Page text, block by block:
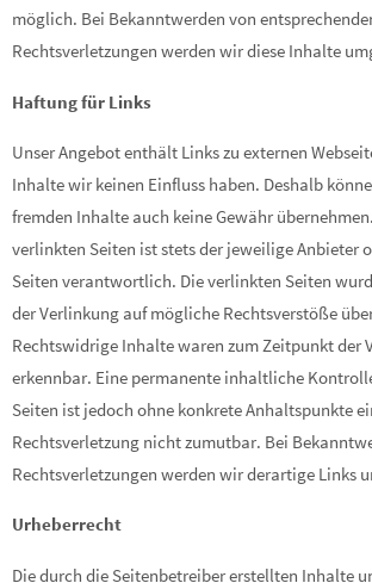
möglich. Bei Bekanntwerden von
Rechtsverletzungen werden wir diese Inhalte
Haftung für Links
Unser Angebot enthält Links zu externen
Inhalte wir keinen Einfluss haben. Deshalb
fremden Inhalte auch keine Gewähr
verlinkten Seiten ist stets der jeweilige Anbieter
Seiten verantwortlich. Die verlinkten Seiten
der Verlinkung auf mögliche Rechtsverstöße
Rechtswidrige Inhalte waren zum Zeitpunkt der
erkennbar. Eine permanente inhaltliche
Seiten ist jedoch ohne konkrete Anhaltspunkte
Rechtsverletzung nicht zumutbar. Bei
Rechtsverletzungen werden wir derartige Links
Urheberrecht
Die durch die Seitenbetreiber erstellten Inhalte